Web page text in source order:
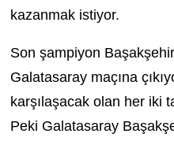
kazanmak istiyor.
Son şampiyon
Galatasaray maçına
karşılaşacak olan her iki
Peki Galatasaray
YAŞAM
KÜLTÜR SANAT